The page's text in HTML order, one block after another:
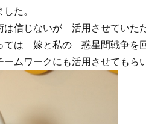
した。
信じないが 活用させていた
ては 嫁と私の 惑星間戦争を
ムワークにも活用させてもら